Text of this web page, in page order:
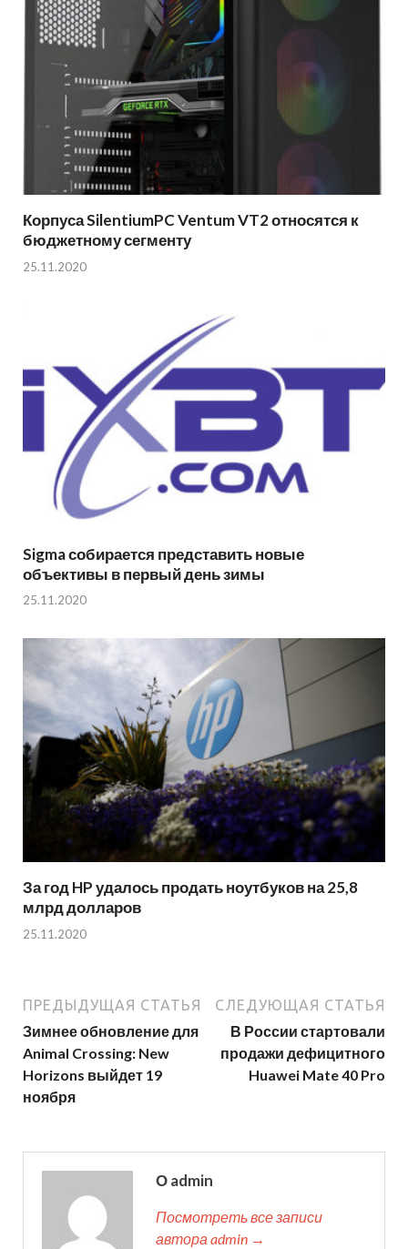
Корпуса SilentiumPC Ventum VT2 относятся к
бюджетному сегменту
25.11.2020
Sigma собирается представить новые
объективы в первый день зимы
25.11.2020
За год HP удалось продать ноутбуков на 25,8
млрд долларов
25.11.2020
ПРЕДЫДУЩАЯ СТАТЬЯ
Зимнее обновление для
Animal Crossing: New
Horizons выйдет 19
ноября
СЛЕДУЮЩАЯ СТАТЬЯ
В России стартовали
продажи дефицитного
Huawei Mate 40 Pro
О admin
Посмотреть все записи
автора admin →